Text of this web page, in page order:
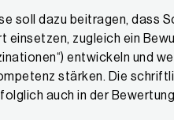
soll dazu beitragen, dass
einsetzen, zugleich ein
entwickeln und
stärken. Die
auch in der